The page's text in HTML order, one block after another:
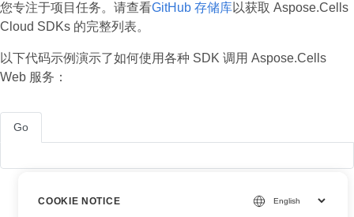
您专注于项目任务。请查看GitHub 存储库以获取 Aspose.Cells
Cloud SDKs 的完整列表。
以下代码示例演示了如何使用各种 SDK 调用 Aspose.Cells
Web 服务：
Go
COOKIE NOTICE